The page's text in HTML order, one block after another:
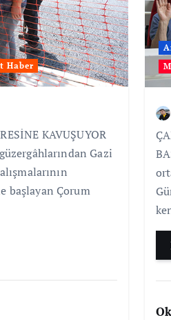
Haber
KAVUŞUYOR
Gazi
başlayan Çorum